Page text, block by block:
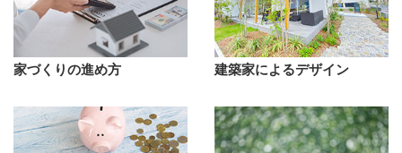
家づくりの進め方 建築家によるデザイン